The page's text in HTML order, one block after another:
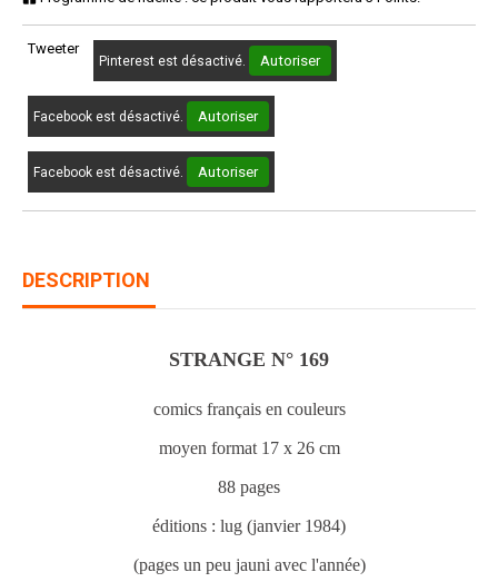
Tweeter
Pinterest est désactivé. Autoriser
Facebook est désactivé. Autoriser
Facebook est désactivé. Autoriser
DESCRIPTION
STRANGE N° 169
comics français en couleurs
moyen format 17 x 26 cm
88 pages
éditions : lug (janvier 1984)
(pages un peu jauni avec l'année)